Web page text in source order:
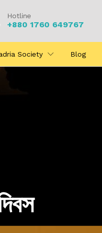
Hotline
+880 1760 649767
Society Blog